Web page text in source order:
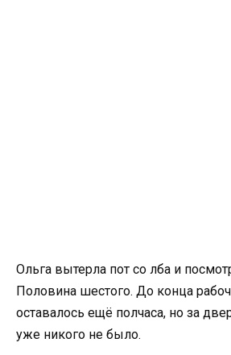
Ольга вытерла пот со лба и
Половина шестого. До конца
оставалось ещё полчаса, но за
уже никого не было.